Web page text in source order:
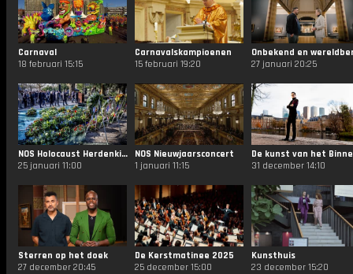
Carnaval
18 februari 15:15
Carnavalskampioenen
15 februari 19:20
27 januari 20:25
NOS Holocaust Herdenking
25 januari 11:00
NOS Nieuwjaarsconcert
1 januari 11:15
31 december 14:10
Sterren op het doek
27 december 20:45
De Kerstmatinee 2025
25 december 15:00
Kunsthuis
23 december 15:20